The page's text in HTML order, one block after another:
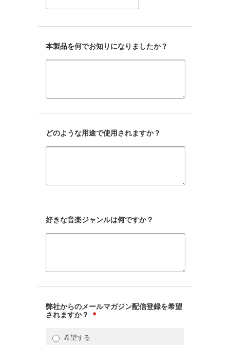
本製品を何でお知りになりましたか？
どのような用途で使用されますか？
好きな音楽ジャンルは何ですか？
弊社からのメールマガジン配信登録を希望
されますか？
＊
希望する